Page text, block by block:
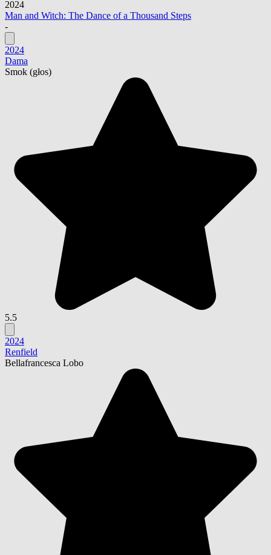
2024
Man and Witch: The Dance of a Thousand Steps
-
2024
Dama
Smok (głos)
5.5
2024
Renfield
Bellafrancesca Lobo